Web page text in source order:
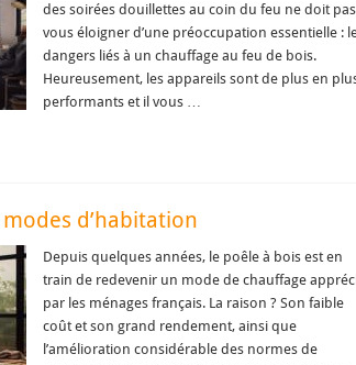
des soirées douillettes au coin du feu ne doit pas
vous éloigner d’une préoccupation essentielle :
dangers liés à un chauffage au feu de bois.
Heureusement, les appareils sont de plus en
performants et il vous …
d’habitation
Depuis quelques années, le poêle à bois est en
train de redevenir un mode de chauffage
par les ménages français. La raison ? Son faible
coût et son grand rendement, ainsi que
l’amélioration considérable des normes de